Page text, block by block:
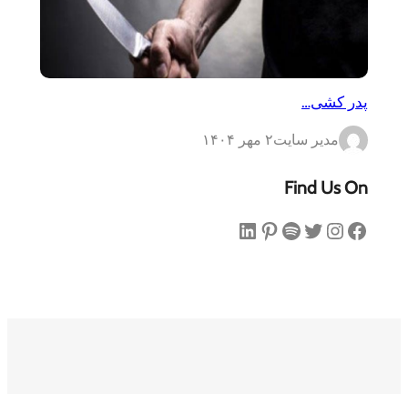
پدر کشی…
مدیر سایت۲ مهر ۱۴۰۴
Find Us On
فیس‌بوک اینستاگرم توییتر اسپاتیفای پینترست لینکداین